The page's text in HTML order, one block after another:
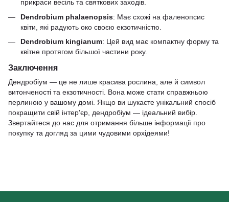
прикраси весіль та святкових заходів.
Dendrobium phalaenopsis: Має схожі на фаленопсис
квіти, які радують око своєю екзотичністю.
Dendrobium kingianum: Цей вид має компактну форму та
квітне протягом більшої частини року.
Заключення
Дендробіум — це не лише красива рослина, але й символ
витонченості та екзотичності. Вона може стати справжньою
перлиною у вашому домі. Якщо ви шукаєте унікальний спосіб
покращити свій інтер'єр, дендробіум — ідеальний вибір.
Звертайтеся до нас для отримання більше інформації про
покупку та догляд за цими чудовими орхідеями!